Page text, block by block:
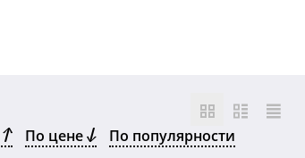
По цене
По популярности